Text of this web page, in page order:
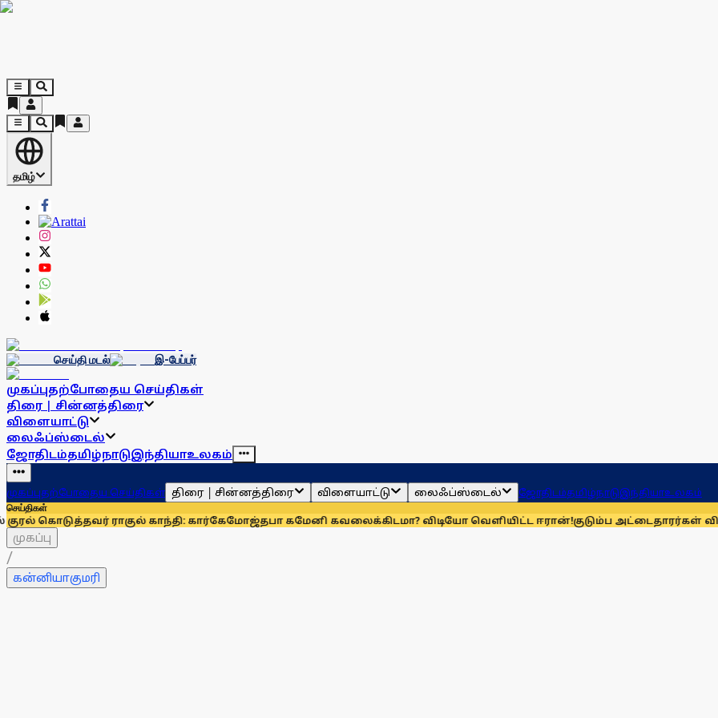
தமிழ்
செய்தி மடல் இ-பேப்பர்
முகப்புதற்போதைய செய்திகள்
திரை | சின்னத்திரை
விளையாட்டு
லைஃப்ஸ்டைல்
ஜோதிடம்தமிழ்நாடுஇந்தியாஉலகம்
முகப்புதற்போதைய செய்திகள் திரை | சின்னத்திரை விளையாட்டு லைஃப்ஸ்டைல் ஜோதிடம்தமிழ்நாடுஇந்தியாஉலகம்
செய்திகள்
ராகுல் காந்தி: கார்கேமோஜ்தபா கமேனி கவலைக்கிடமா? விடியோ வெளியிட்ட ஈரான்!குடும்ப அட்டைதாரர்கள் விரல்ரேகை
முகப்பு
/
கன்னியாகுமரி